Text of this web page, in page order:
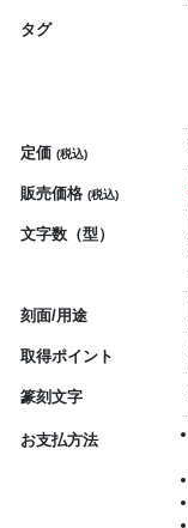
タグ
定価 (税込)
販売価格 (税込)
文字数（型）
刻面/用途
取得ポイント
篆刻文字
お支払方法